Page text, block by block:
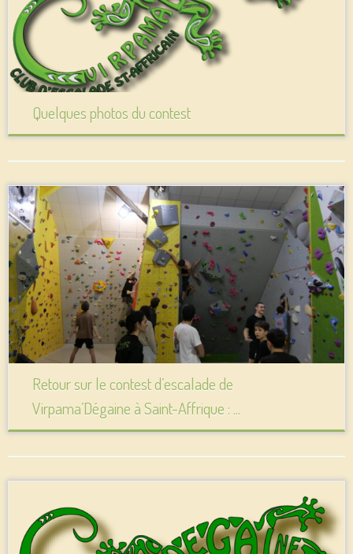
Quelques photos du contest
Retour sur le contest d’escalade de
Virpama’Dégaine à Saint-Affrique : ...